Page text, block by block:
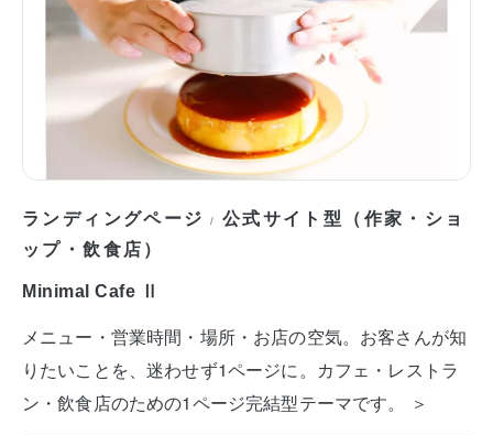
ランディングページ / 公式サイト型（作家・ショ
ップ・飲食店）
Minimal Cafe Ⅱ
メニュー・営業時間・場所・お店の空気。お客さんが知
りたいことを、迷わせず1ページに。カフェ・レストラ
ン・飲食店のための1ページ完結型テーマです。 ＞